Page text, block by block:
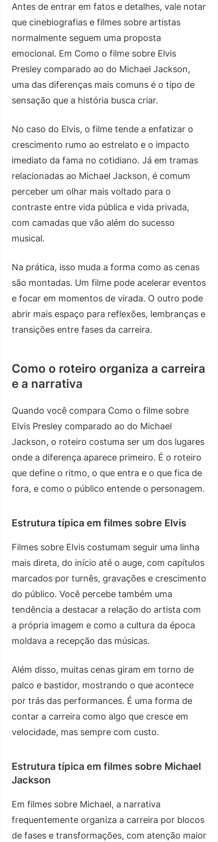
Antes de entrar em fatos e detalhes, vale notar
que cinebiografias e filmes sobre artistas
normalmente seguem uma proposta
emocional. Em Como o filme sobre Elvis
Presley comparado ao do Michael Jackson,
uma das diferenças mais comuns é o tipo de
sensação que a história busca criar.
No caso do Elvis, o filme tende a enfatizar o
crescimento rumo ao estrelato e o impacto
imediato da fama no cotidiano. Já em tramas
relacionadas ao Michael Jackson, é comum
perceber um olhar mais voltado para o
contraste entre vida pública e vida privada,
com camadas que vão além do sucesso
musical.
Na prática, isso muda a forma como as cenas
são montadas. Um filme pode acelerar eventos
e focar em momentos de virada. O outro pode
abrir mais espaço para reflexões, lembranças e
transições entre fases da carreira.
Como o roteiro organiza a carreira
e a narrativa
Quando você compara Como o filme sobre
Elvis Presley comparado ao do Michael
Jackson, o roteiro costuma ser um dos lugares
onde a diferença aparece primeiro. É o roteiro
que define o ritmo, o que entra e o que fica de
fora, e como o público entende o personagem.
Estrutura típica em filmes sobre Elvis
Filmes sobre Elvis costumam seguir uma linha
mais direta, do início até o auge, com capítulos
marcados por turnês, gravações e crescimento
do público. Você percebe também uma
tendência a destacar a relação do artista com
a própria imagem e como a cultura da época
moldava a recepção das músicas.
Além disso, muitas cenas giram em torno de
palco e bastidor, mostrando o que acontece
por trás das performances. É uma forma de
contar a carreira como algo que cresce em
velocidade, mas sempre com custo.
Estrutura típica em filmes sobre Michael
Jackson
Em filmes sobre Michael, a narrativa
frequentemente organiza a carreira por blocos
de fases e transformações, com atenção maior